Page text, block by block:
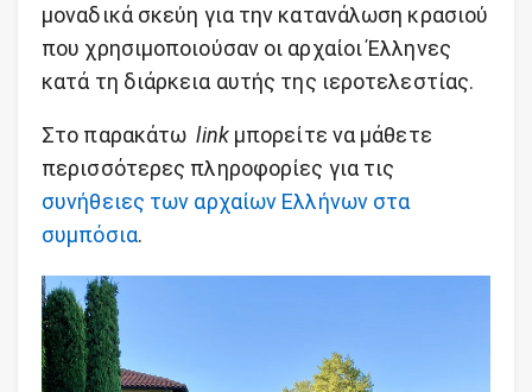
μοναδικά σκεύη για την κατανάλωση κρασιού
που χρησιμοποιούσαν οι αρχαίοι Έλληνες
κατά τη διάρκεια αυτής της ιεροτελεστίας.
Στο παρακάτωlinkμπορείτε να μάθετε
περισσότερες πληροφορίες για τις
συνήθειες των αρχαίων Ελλήνων στα
συμπόσια.